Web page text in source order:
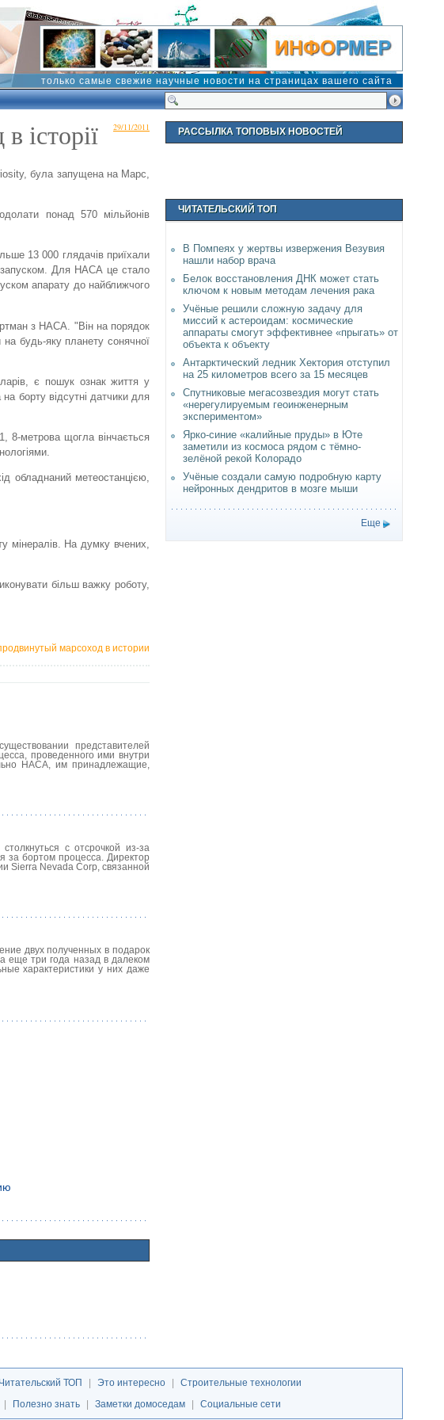
только самые свежие научные новости на страницах вашего сайта
29/11/2011
історії
була запущена на Марс,
понад 570 мільйонів
13 000 глядачів приїхали
Для НАСА це стало
апарату до найближчого
з НАСА. "Він на порядок
будь-яку планету сонячної
є пошук ознак життя у
борту відсутні датчики для
8-метрова щогла вінчається
обладнаний метеостанцією,
мінералів. На думку вчених,
більш важку роботу,
марсоход в истории
представителей
проведенного ими внутри
НАСА, им принадлежащие,
с отсрочкой из-за
за бортом процесса. Директор
Sierra Nevada Corp, связанной
двух полученных в подарок
еще три года назад в далеком
характеристики у них даже
РАССЫЛКА ТОПОВЫХ НОВОСТЕЙ
ЧИТАТЕЛЬСКИЙ ТОП
В Помпеях у жертвы извержения Везувия
нашли набор врача
Белок восстановления ДНК может стать
ключом к новым методам лечения рака
Учёные решили сложную задачу для
миссий к астероидам: космические
аппараты смогут эффективнее «прыгать» от
объекта к объекту
Антарктический ледник Хектория отступил
на 25 километров всего за 15 месяцев
Спутниковые мегасозвездия могут стать
«нерегулируемым геоинженерным
экспериментом»
Ярко-синие «калийные пруды» в Юте
заметили из космоса рядом с тёмно-
зелёной рекой Колорадо
Учёные создали самую подробную карту
нейронных дендритов в мозге мыши
Еще
Читательский ТОП Это интересно
Строительные технологии
Полезно знать Заметки домоседам Социальные сети